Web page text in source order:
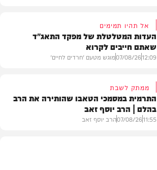
אל תהיו תמימים
העדות המטלטלת של מפקד התאג"ד
שאתם חייבים לקרוא
12:09
07/08/26מוגש מטעם 'חרדים לחיים'
ממתק לשבת
התרמית במסמכי הטאבו שהותירה את הרב
בהלם | הרב יוסף זאב
11:55
07/08/26הרב יוסף זאב